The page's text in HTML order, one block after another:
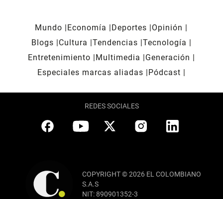
Mundo Economía Deportes
Opinión
Blogs
Cultura Tendencias Tecnología
Entretenimiento
Multimedia
Generación
Especiales marcas aliadas
Pódcast
REDES SOCIALES
COPYRIGHT © 2026 EL COLOMBIANO
S.A.S
NIT: 890901352-3